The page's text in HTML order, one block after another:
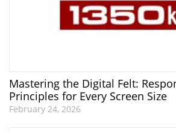
Mastering the Digital Felt:
Principles for Every Screen Size
February 24, 2026